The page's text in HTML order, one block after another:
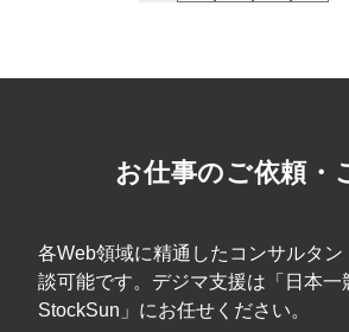
お仕事のご依頼・
各Web領域に精通したコンサルタン
談可能です。デジマ支援は「日本一
StockSun」にお任せください。